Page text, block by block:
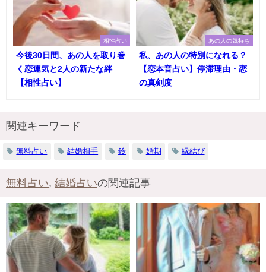
相性占い
今後30日間、あの人を取り巻
く恋運気と2人の新たな絆
【相性占い】
あの人の気持ち
私、あの人の特別になれる？
【恋本音占い】停滞理由・恋
の真剣度
関連キーワード
無料占い 結婚相手 鈴 婚期 縁結び
無料占い, 結婚占いの関連記事